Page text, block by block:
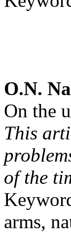
O.N.
On the
This
of the
arms,